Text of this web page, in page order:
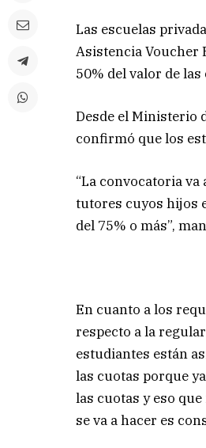
Las escuelas
Asistencia Voucher
50% del valor de
Desde el Ministerio
confirmó que los
“La convocatoria
tutores cuyos hijos
del 75% o más”,
En cuanto a los
respecto a la
estudiantes están
las cuotas porque
las cuotas y eso
se va a hacer es